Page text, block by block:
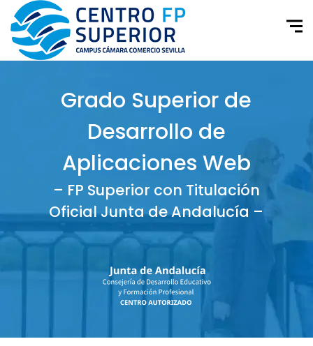
Grado Superior de
Desarrollo de
Aplicaciones Web
– FP Superior con Titulación
Oficial Junta de Andalucía –